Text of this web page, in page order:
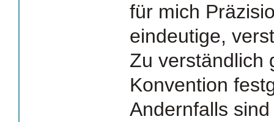
für mich
eindeutige,
Zu verständlich
Konvention
Andernfalls